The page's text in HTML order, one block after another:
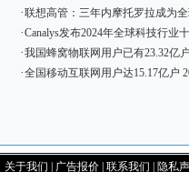
·联想高管：三年内摩托罗拉成为
·Canalys发布2024年全球科技行业
·我国蜂窝物联网用户已有23.32亿
·全国移动互联网用户达15.17亿户
关于我们 广告报价 联系我们 隐私